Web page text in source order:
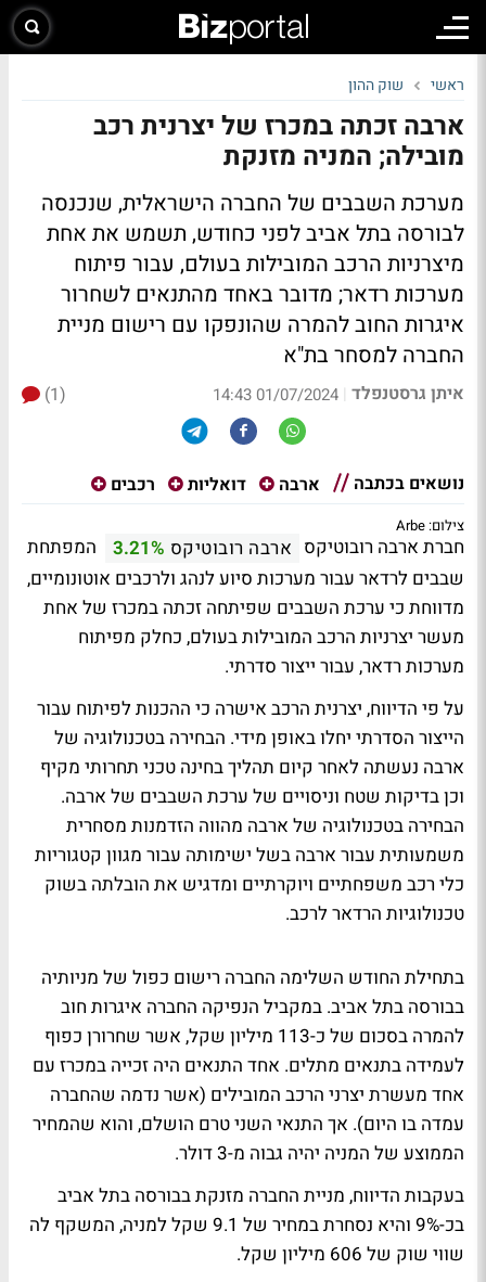
ראשי שוק ההון
ארבה זכתה במכרז של יצרנית רכב
מובילה; המניה מזנקת
מערכת השבבים של החברה הישראלית, שנכנסה
לבורסה בתל אביב לפני כחודש, תשמש את אחת
מיצרניות הרכב המובילות בעולם, עבור פיתוח
מערכות רדאר; מדובר באחד מהתנאים לשחרור
איגרות החוב להמרה שהונפקו עם רישום מניית
החברה למסחר בת"א
איתן גרסטנפלד |
01/07/2024 14:43
(1)
נושאים בכתבה ארבה דואליות רכבים
צילום: Arbe
חברת ארבה רובוטיקס ארבה רובוטיקס 3.21%
המפתחת
שבבים לרדאר עבור מערכות סיוע לנהג ולרכבים אוטונומיים,
מדווחת כי ערכת השבבים שפיתחה זכתה במכרז של אחת
מעשר יצרניות הרכב המובילות בעולם, כחלק מפיתוח
מערכות רדאר, עבור ייצור סדרתי.
על פי הדיווח, יצרנית הרכב אישרה כי ההכנות לפיתוח עבור
הייצור הסדרתי יחלו באופן מידי. הבחירה בטכנולוגיה של
ארבה נעשתה לאחר קיום תהליך בחינה טכני תחרותי מקיף
וכן בדיקות שטח וניסויים של ערכת השבבים של ארבה.
הבחירה בטכנולוגיה של ארבה מהווה הזדמנות מסחרית
משמעותית עבור ארבה בשל ישימותה עבור מגוון קטגוריות
כלי רכב משפחתיים ויוקרתיים ומדגיש את הובלתה בשוק
טכנולוגיות הרדאר לרכב.
בתחילת החודש השלימה החברה רישום כפול של מניותיה
בבורסה בתל אביב. במקביל הנפיקה החברה איגרות חוב
להמרה בסכום של כ-113 מיליון שקל, אשר שחרורן כפוף
לעמידה בתנאים מתלים. אחד התנאים היה זכייה במכרז עם
אחד מעשרת יצרני הרכב המובילים (אשר נדמה שהחברה
עמדה בו היום). אך התנאי השני טרם הושלם, והוא שהמחיר
הממוצע של המניה יהיה גבוה מ-3 דולר.
בעקבות הדיווח, מניית החברה מזנקת בבורסה בתל אביב
בכ-9% והיא נסחרת במחיר של 9.1 שקל למניה, המשקף לה
שווי שוק של 606 מיליון שקל.